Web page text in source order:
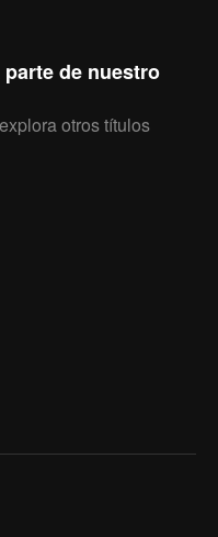
de nuestro
otros títulos